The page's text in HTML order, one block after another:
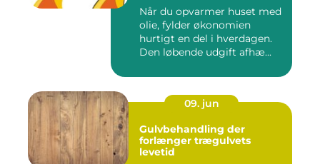
Når du opvarmer huset med
olie, fylder økonomien
hurtigt en del i hverdagen.
Den løbende udgift afhæ...
09. jun
Gulvbehandling der
forlænger trægulvets
levetid